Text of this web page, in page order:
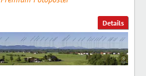
Details